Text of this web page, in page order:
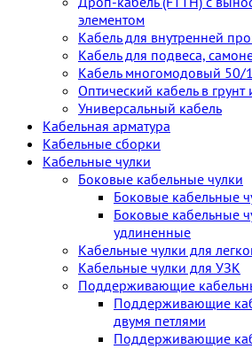
элементом
Кабель для внутренней
Кабель для подвеса,
Кабель многомодовый 50/
Оптический кабель в
Универсальный кабель
Кабельная арматура
Кабельные сборки
Кабельные чулки
Боковые кабельные чулки
Боковые кабельные
Боковые кабельные
удлиненные
Кабельные чулки для
Кабельные чулки для УЗК
Поддерживающие
Поддерживающие
двумя петлями
Поддерживающие